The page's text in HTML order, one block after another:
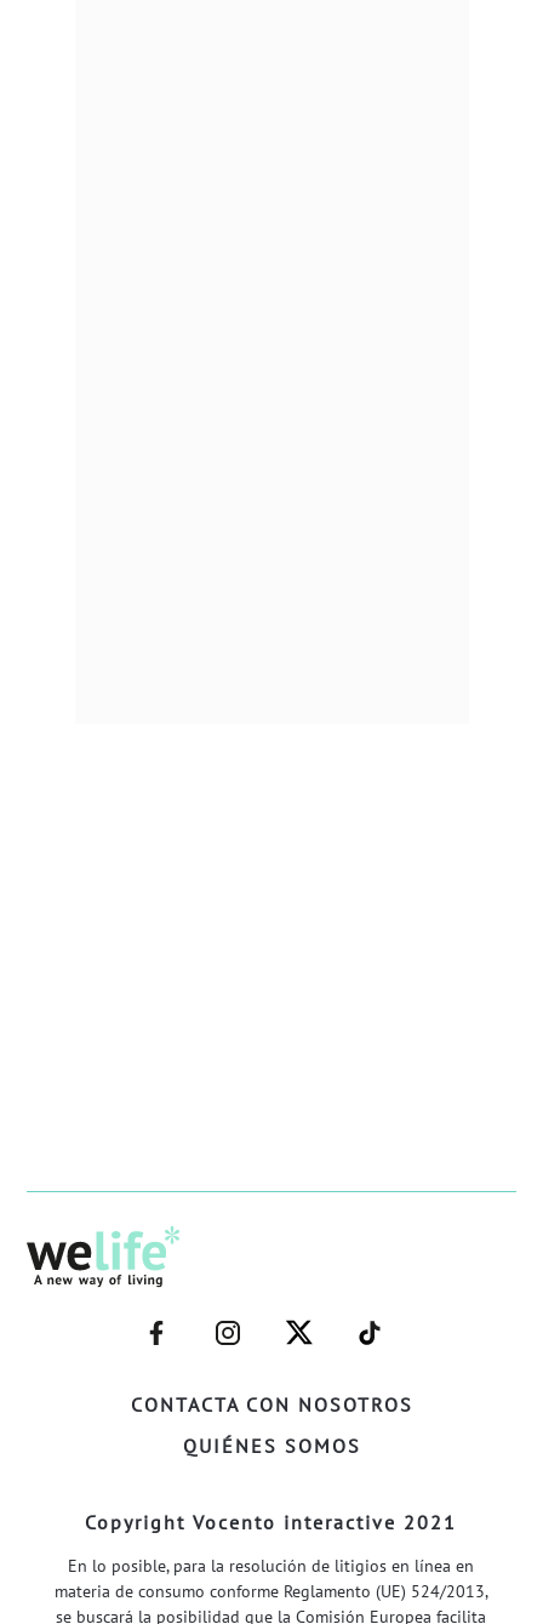
CONTACTA CON NOSOTROS
QUIÉNES SOMOS
–
FACEBOOK–
–
INSTAGRAM–
–
TWITTER–
–
WELIFE–
Copyright Vocento interactive 2021
En lo posible, para la resolución de litigios en línea en
materia de consumo conforme Reglamento (UE) 524/2013,
se buscará la posibilidad que la Comisión Europea facilita